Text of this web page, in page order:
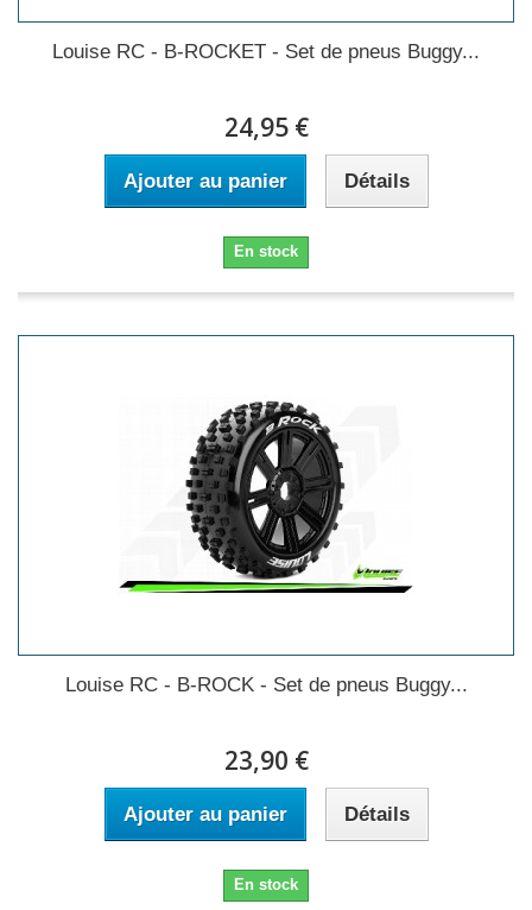
Louise RC - B-ROCKET - Set de pneus Buggy...
24,95 €
Ajouter au panier Détails
En stock
Louise RC - B-ROCK - Set de pneus Buggy...
23,90 €
Ajouter au panier Détails
En stock